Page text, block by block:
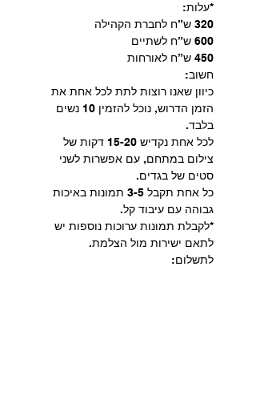
*עלות:
320 ש”ח לחברת הקהילה
600 ש”ח לשתיים
450 ש”ח לאורחות
חשוב:
כיוון שאנו רוצות לתת לכל אחת את
הזמן הדרוש, נוכל להזמין 10 נשים
בלבד.
לכל אחת נקדיש 15-20 דקות של
צילום במתחם, עם אפשרות לשני
סטים של בגדים.
כל אחת תקבל 3-5 תמונות באיכות
גבוהה עם עיבוד קל.
*לקבלת תמונות ערוכות נוספות יש
לתאם ישירות מול הצלמת.
לתשלום: